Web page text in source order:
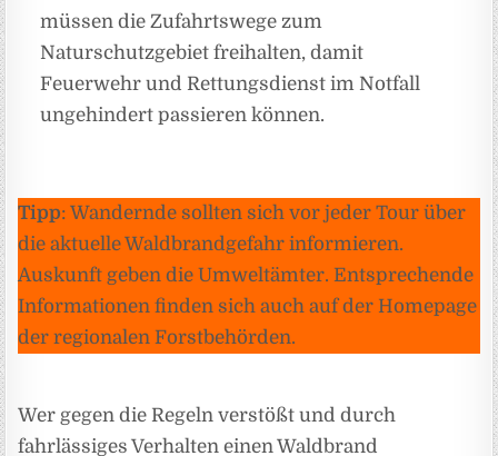
müssen die Zufahrtswege zum
Naturschutzgebiet freihalten, damit
Feuerwehr und Rettungsdienst im Notfall
ungehindert passieren können.
Tipp: Wandernde sollten sich vor jeder Tour über
die aktuelle Waldbrandgefahr informieren.
Auskunft geben die Umweltämter. Entsprechende
Informationen finden sich auch auf der Homepage
der regionalen Forstbehörden.
Wer gegen die Regeln verstößt und durch
fahrlässiges Verhalten einen Waldbrand